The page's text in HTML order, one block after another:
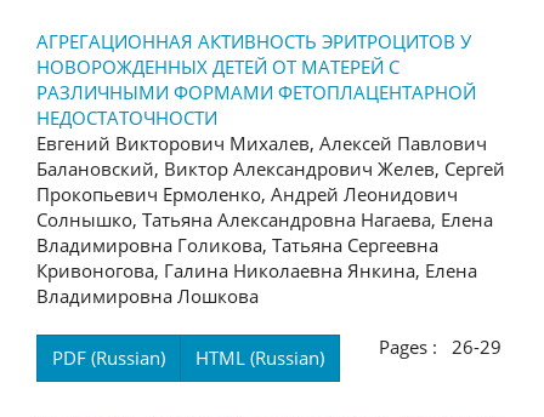
АГРЕГАЦИОННАЯ АКТИВНОСТЬ ЭРИТРОЦИТОВ У
НОВОРОЖДЕННЫХ ДЕТЕЙ ОТ МАТЕРЕЙ С
РАЗЛИЧНЫМИ ФОРМАМИ ФЕТОПЛАЦЕНТАРНОЙ
НЕДОСТАТОЧНОСТИ
Евгений Викторович Михалев, Алексей Павлович
Балановский, Виктор Александрович Желев, Сергей
Прокопьевич Ермоленко, Андрей Леонидович
Солнышко, Татьяна Александровна Нагаева, Елена
Владимировна Голикова, Татьяна Сергеевна
Кривоногова, Галина Николаевна Янкина, Елена
Владимировна Лошкова
PDF (Russian) HTML (Russian) Pages : 26-29